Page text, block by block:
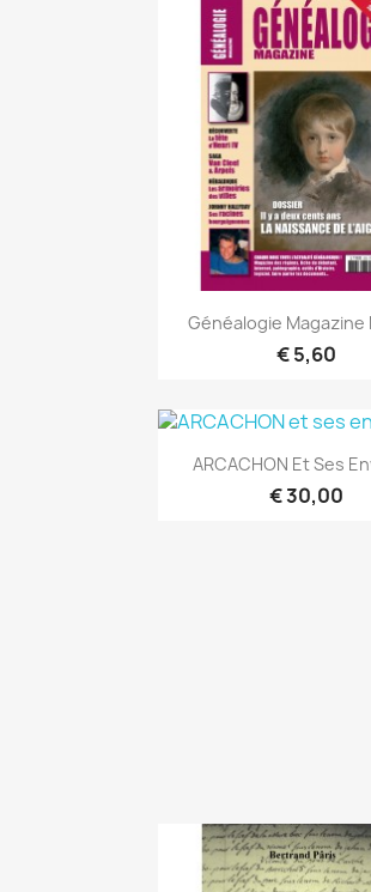
Snel
Généalogie Magazine
€ 5,60
Snel
ARCACHON Et Ses
€ 30,00